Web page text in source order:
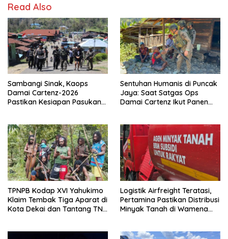
Read Also
Sambangi Sinak, Kaops
Damai Cartenz-2026
Pastikan Kesiapan Pasukan
Sentuhan Humanis di Puncak
Jaya: Saat Satgas Ops
Damai Cartenz Ikut Panen
TPNPB Kodap XVI Yahukimo
Klaim Tembak Tiga Aparat di
Kota Dekai dan Tantang TNI-
Logistik Airfreight Teratasi,
Pertamina Pastikan Distribusi
Minyak Tanah di Wamena